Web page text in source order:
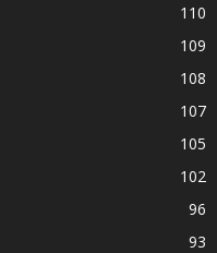
110
109
108
107
105
102
96
93